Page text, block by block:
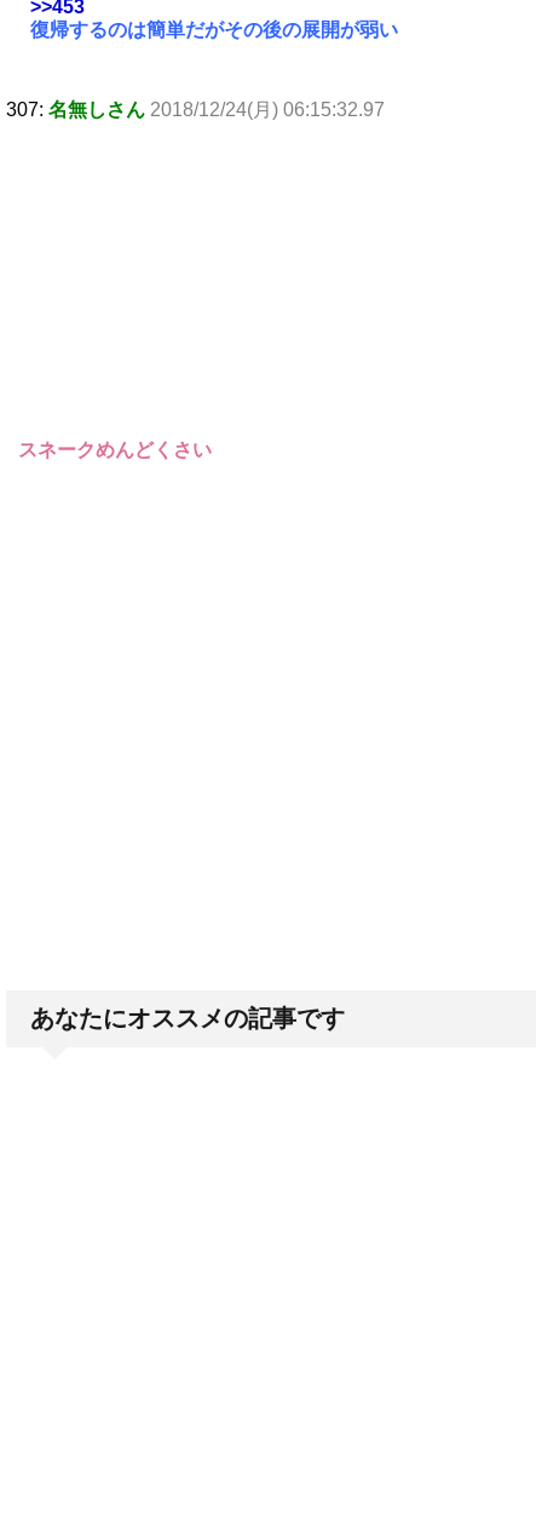
>>453
復帰するのは簡単だがその後の展開が弱い
307: 名無しさん 2018/12/24(月) 06:15:32.97
スネークめんどくさい
あなたにオススメの記事です